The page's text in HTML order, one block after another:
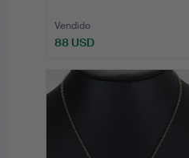
Vendido
88 USD